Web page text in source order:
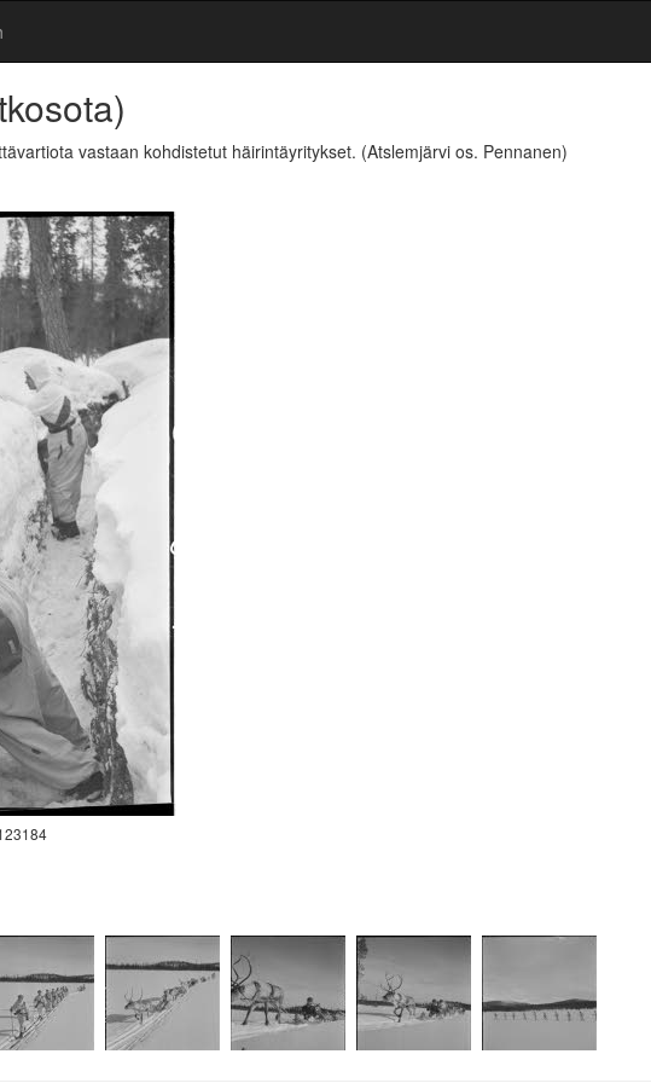
vastaan kohdistetut häirintäyritykset. (Atslemjärvi os. Pennanen)